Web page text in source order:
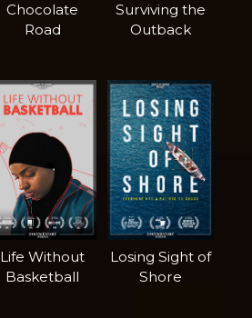
Chocolate
Road
Surviving the
Outback
Life Without
Basketball
Losing Sight of
Shore